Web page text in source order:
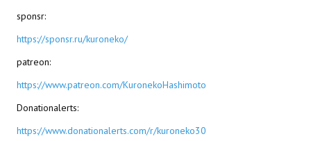
Divinity Original Sin Enhanced Edition
Dragon Age: Origins
Dragon Age: Inquisition
Fallout 3
sponsr:
https://sponsr.ru/kuroneko/
patreon:
https://www.patreon.com/KuronekoHashimoto
Donationalerts:
https://www.donationalerts.com/r/kuroneko30